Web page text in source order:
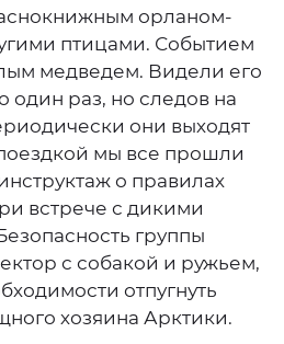
орланом-
птицами. Событием
медведем. Видели его
один раз, но следов на
они выходят
мы все прошли
о правилах
встрече с дикими
группы
с собакой и ружьем,
отпугнуть
хозяина Арктики.